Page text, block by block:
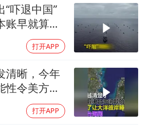
商场现钱学森巨幅海报 负责人回应
乐享全民健身 共筑健康中国
“吓退中国”
账早就算清
打开APP
清晰，今年
性令美方难
打开APP